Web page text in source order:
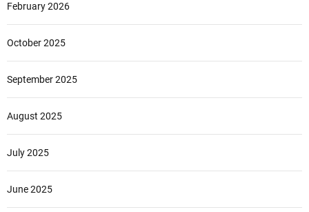
February 2026
October 2025
September 2025
August 2025
July 2025
June 2025